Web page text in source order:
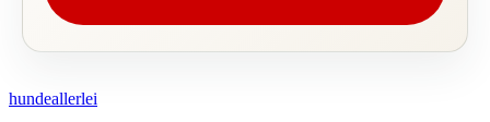
hundeallerlei